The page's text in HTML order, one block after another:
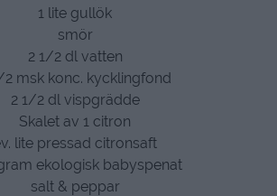
1 lite gullök
smör
2 1/2 dl vatten
2 msk konc. kycklingfond
2 1/2 dl vispgrädde
Skalet av 1 citron
lite pressad citronsaft
ekologisk babyspenat
salt & peppar